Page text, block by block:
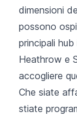
dimensioni
possono
principali
Heathrow e
accogliere
Che siate
stiate